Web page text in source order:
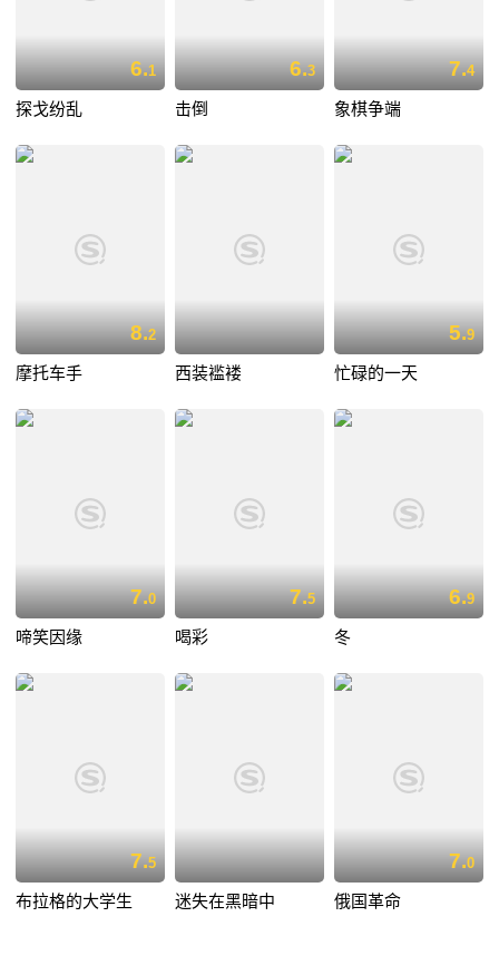
6.1
探戈纷乱
6.3
击倒
7.4
象棋争端
8.2
摩托车手 西装褴褛
5.9
忙碌的一天
7.0
啼笑因缘
7.5
喝彩
6.9
冬
7.5
布拉格的大学生 迷失在黑暗中
7.0
俄国革命